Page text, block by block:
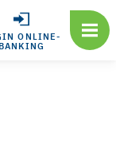
ONLINE-